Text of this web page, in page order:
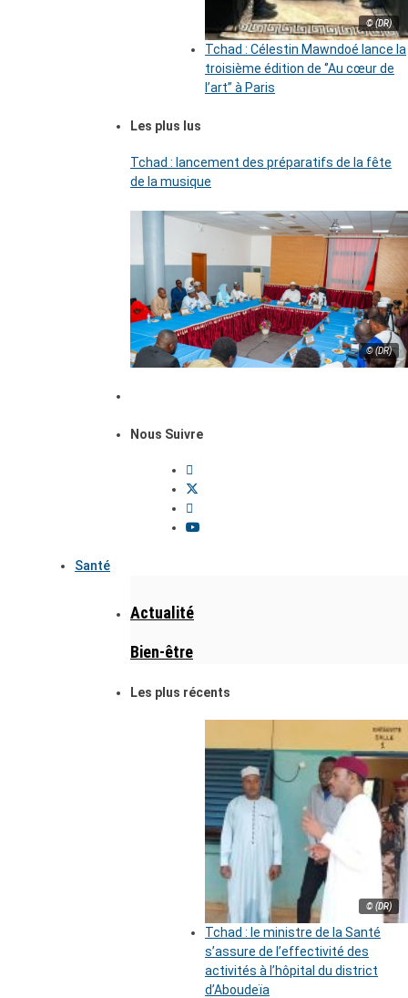
© (DR)
Tchad : Célestin Mawndoé lance la
troisième édition de ‘’Au cœur de
l’art’’ à Paris
Les plus lus
Tchad : lancement des préparatifs de la fête
de la musique
© (DR)
Nous Suivre
Santé
Actualité
Bien-être
Les plus récents
© (DR)
Tchad : le ministre de la Santé
s’assure de l’effectivité des
activités à l’hôpital du district
d’Aboudeïa